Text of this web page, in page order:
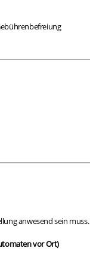
anwesend sein muss.
vor Ort)